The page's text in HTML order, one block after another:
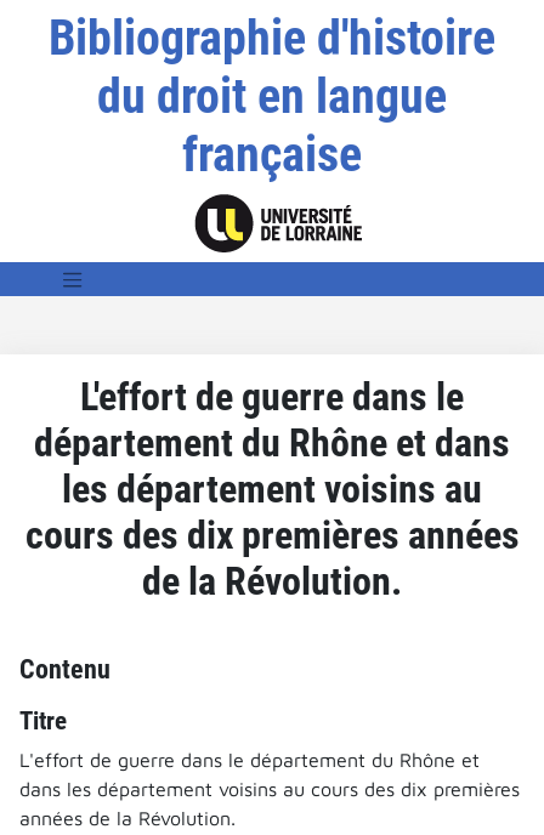
Bibliographie d'histoire
du droit en langue
française
L'effort de guerre dans le
département du Rhône et dans
les département voisins au
cours des dix premières années
de la Révolution.
Contenu
Titre
L'effort de guerre dans le département du Rhône et
dans les département voisins au cours des dix premières
années de la Révolution.